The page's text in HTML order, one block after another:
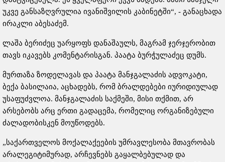
უკვე განსაზღვრულია ივანიშვილის კაბინეტში“, - განაცხადა
ირაკლი აბესაძემ.
ლაშა ბერიძეც უარყოფს დანაშაულს, მაგრამ ჯერჯერობით
თავს იკავებს კომენტარისგან. პაატა ბურჭულაძეც დუმს.
მურთაზა ზოდელავას და პაატა მანჯგალაძის ადვოკატი,
ბექა ბასილაია, აცხადებს, რომ ბრალდებები იურიდიულად
უსაფუძვლოა. მანჯგალაძის საქმეში, მისი თქმით, არ
არსებობს არც ერთი გადაცემა, რომელიც ორგანიზებული
ძალადობისკენ მოუწოდებს.
„საქართველოს მოქალაქეების უმრავლესობა მთავრობას
არალეგიტიმურად, არჩევნებს გაყალბებულად და